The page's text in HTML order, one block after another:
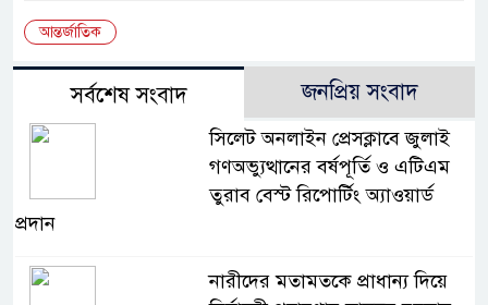
আন্তর্জাতিক
সর্বশেষ সংবাদ জনপ্রিয় সংবাদ
সিলেট অনলাইন প্রেসক্লাবে জুলাই
গণঅভ্যুত্থানের বর্ষপূর্তি ও এটিএম
তুরাব বেস্ট রিপোর্টিং অ্যাওয়ার্ড
প্রদান
নারীদের মতামতকে প্রাধান্য দিয়ে